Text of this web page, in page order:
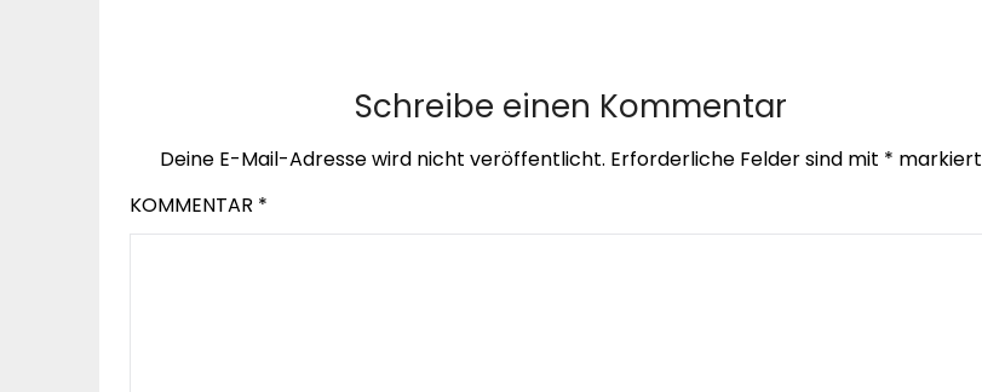
Schreibe einen Kommentar
Deine E-Mail-Adresse wird nicht veröffentlicht. Erforderliche Felder sind mit * markiert
KOMMENTAR *